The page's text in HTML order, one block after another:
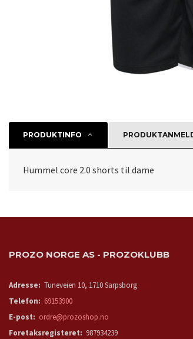
PRODUKTINFO
Hummel core 2.0 shorts til dame
PROZO NORGE AS - PROZOKLUBB
Adresse: Tuneveien 10, 1710 Sarpsborg
Telefon: 69153900
E-post: ordre@prozoshop.no
Foretaksregisteret: 987934239